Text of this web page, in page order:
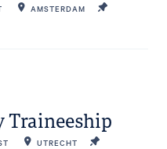
AMSTERDAM
Traineeship
UTRECHT